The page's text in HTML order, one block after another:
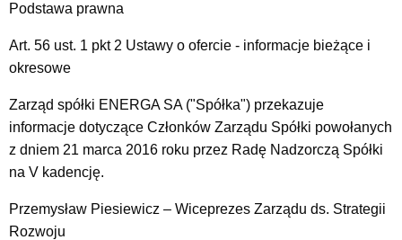
Podstawa prawna
Art. 56 ust. 1 pkt 2 Ustawy o ofercie - informacje bieżące i
okresowe
Zarząd spółki ENERGA SA ("Spółka") przekazuje
informacje dotyczące Członków Zarządu Spółki powołanych
z dniem 21 marca 2016 roku przez Radę Nadzorczą Spółki
na V kadencję.
Przemysław Piesiewicz – Wiceprezes Zarządu ds. Strategii
Rozwoju